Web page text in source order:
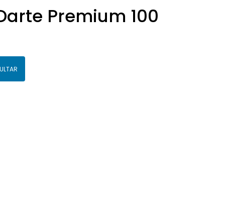
Premium 100